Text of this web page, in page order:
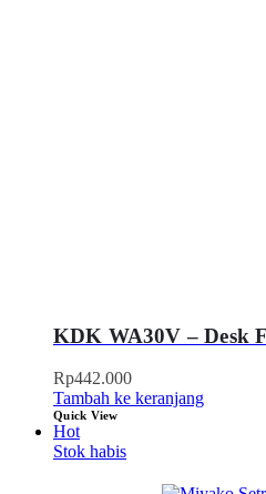
KDK WA30V – Desk
Rp442.000
Tambah ke keranjang
Quick View
Hot
Stok habis